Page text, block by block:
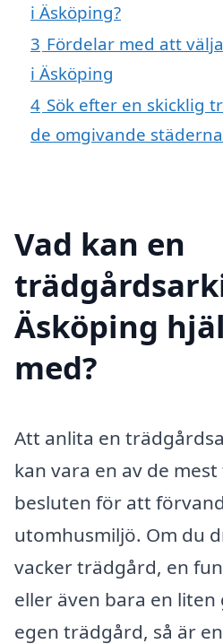
i Äsköping?
3 Fördelar med att
i Äsköping
4 Sök efter en skicklig
de omgivande
Vad kan en
Äsköping
med?
Att anlita en
kan vara en av de
besluten för att
utomhusmiljö. Om du
vacker trädgård, en
eller även bara en liten
egen trädgård, så är